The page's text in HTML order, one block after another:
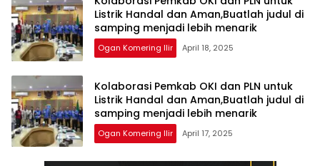
Listrik Handal dan Aman,Buatlah judul di
samping menjadi lebih menarik
Ogan Komering Ilir April 18, 2025
Kolaborasi Pemkab OKI dan PLN untuk
Listrik Handal dan Aman,Buatlah judul di
samping menjadi lebih menarik
Ogan Komering Ilir April 17, 2025